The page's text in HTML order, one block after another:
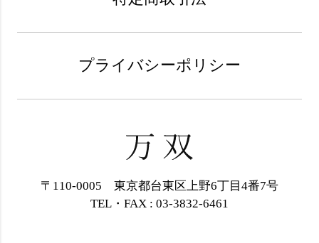
プライバシーポリシー
〒110-0005 東京都台東区上野6丁目4番7号
TEL・FAX : 03-3832-6461